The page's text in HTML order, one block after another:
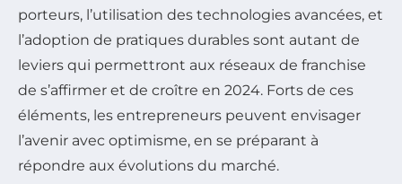
porteurs, l’utilisation des technologies avancées, et
l’adoption de pratiques durables sont autant de
leviers qui permettront aux réseaux de franchise
de s’affirmer et de croître en 2024. Forts de ces
éléments, les entrepreneurs peuvent envisager
l’avenir avec optimisme, en se préparant à
répondre aux évolutions du marché.